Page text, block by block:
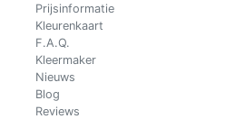
Prijsinformatie
Kleurenkaart
F.A.Q.
Kleermaker
Nieuws
Blog
Reviews